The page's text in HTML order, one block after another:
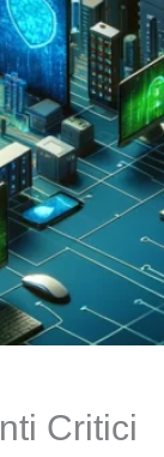
Critici